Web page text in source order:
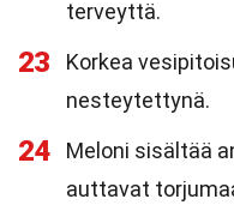
terveyttä.
23
Korkea
nesteytettynä.
24
Meloni sisältää
auttavat